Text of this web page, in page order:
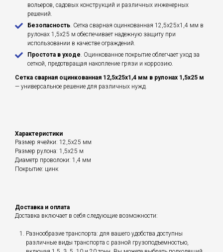
вольеров, садовых конструкций и различных инженерных
решений.
Безопасность. Сетка сварная оцинкованная 12,5х25х1,4 мм в
рулонах 1,5х25 м обеспечивает надежную защиту при
использовании в качестве ограждений.
Простота в уходе. Оцинкованное покрытие облегчает уход за
сеткой, предотвращая накопление грязи и коррозию.
Сетка сварная оцинкованная 12,5х25х1,4 мм в рулонах 1,5х25 м
— универсальное решение для различных нужд.
Характеристики
Размер ячейки: 12,5х25 мм
Размер рулона: 1,5х25 м
Диаметр проволоки: 1,4 мм
Покрытие: цинк
Доставка и оплата
Доставка включает в себя следующие возможности:
Разнообразие транспорта: для вашего удобства доступны
различные виды транспорта с разной грузоподъемностью,